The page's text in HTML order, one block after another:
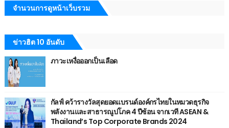
จำนวนการดูหน้าเว็บรวม
ข่าวฮิต 10 อันดับ
ภาวะเหงื่อออกเป็นเลือด
กัลฟ์ คว้ารางวัลสุดยอดแบรนด์องค์กรไทยในหมวดธุรกิจ
พลังงานและสาธารณูปโภค 4 ปีซ้อน จากเวที ASEAN &
Thailand’s Top Corporate Brands 2024